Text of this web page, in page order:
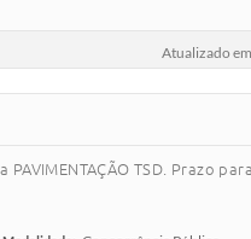
Atualizado
TSD. Prazo